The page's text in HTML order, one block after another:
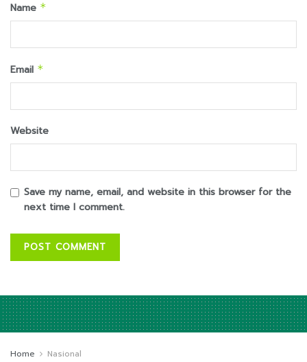
Name *
Email *
Website
Save my name, email, and website in this browser for the
next time I comment.
Home Nasional